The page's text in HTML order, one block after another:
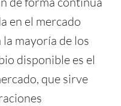
en el mercado
mayoría de los
disponible es el
que sirve